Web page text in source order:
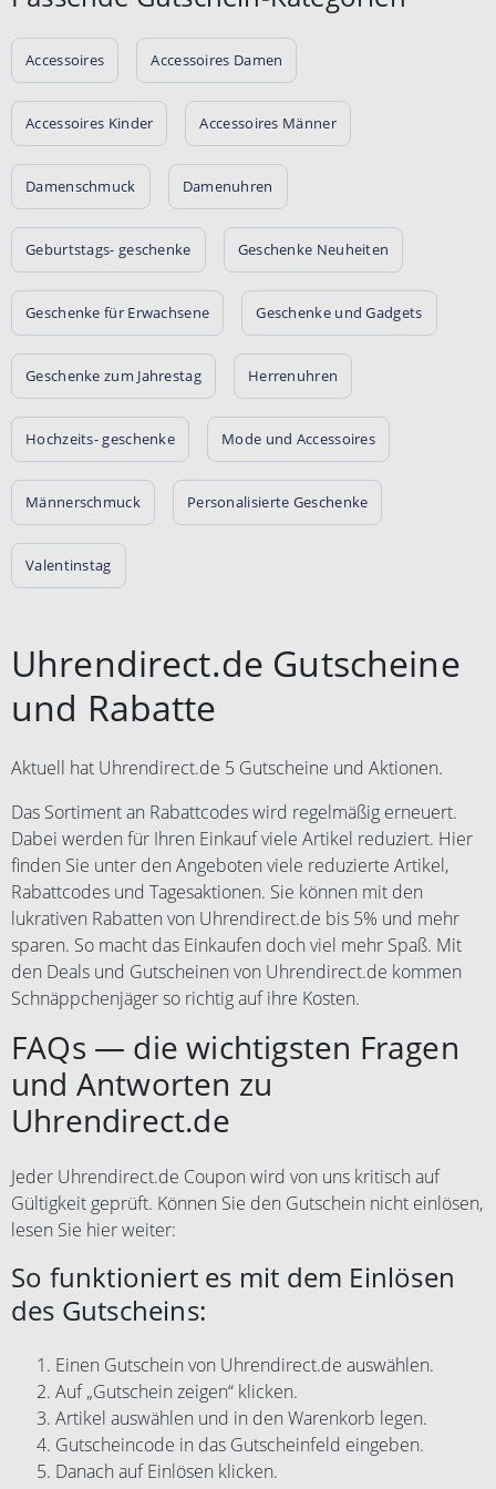
Accessoires Accessoires Damen
Accessoires Kinder Accessoires Männer
Damenschmuck Damenuhren
Geburtstags- geschenke Geschenke Neuheiten
Geschenke für Erwachsene Geschenke und Gadgets
Geschenke zum Jahrestag Herrenuhren
Hochzeits- geschenke Mode und Accessoires
Männerschmuck Personalisierte Geschenke
Valentinstag
Uhrendirect.de Gutscheine
und Rabatte
Aktuell hat Uhrendirect.de 5 Gutscheine und Aktionen.
Das Sortiment an Rabattcodes wird regelmäßig erneuert.
Dabei werden für Ihren Einkauf viele Artikel reduziert. Hier
finden Sie unter den Angeboten viele reduzierte Artikel,
Rabattcodes und Tagesaktionen. Sie können mit den
lukrativen Rabatten von Uhrendirect.de bis 5% und mehr
sparen. So macht das Einkaufen doch viel mehr Spaß. Mit
den Deals und Gutscheinen von Uhrendirect.de kommen
Schnäppchenjäger so richtig auf ihre Kosten.
FAQs — die wichtigsten Fragen
und Antworten zu
Uhrendirect.de
Jeder Uhrendirect.de Coupon wird von uns kritisch auf
Gültigkeit geprüft. Können Sie den Gutschein nicht einlösen,
lesen Sie hier weiter:
So funktioniert es mit dem Einlösen
des Gutscheins:
Einen Gutschein von Uhrendirect.de auswählen.
Auf „Gutschein zeigen“ klicken.
Artikel auswählen und in den Warenkorb legen.
Gutscheincode in das Gutscheinfeld eingeben.
Danach auf Einlösen klicken.